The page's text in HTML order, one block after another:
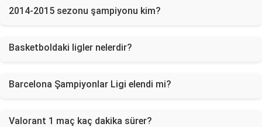
2014-2015 sezonu şampiyonu kim?
Basketboldaki ligler nelerdir?
Barcelona Şampiyonlar Ligi elendi mi?
Valorant 1 maç kaç dakika sürer?